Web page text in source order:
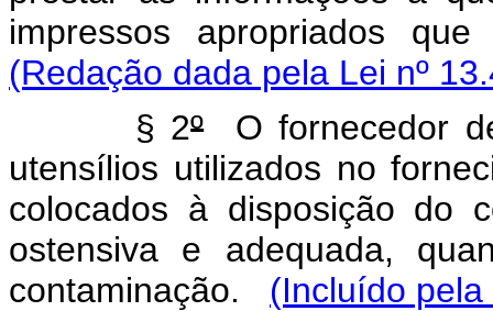
impressos apropriados
(Redação dada pela Lei nº
§ 2ºO fornecedor
utensílios utilizados no
colocados à disposição do
ostensiva e adequada,
contaminação. (Incluído